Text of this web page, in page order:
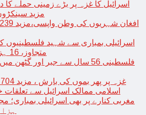
اسرائیل کا غزہ پر بڑے زمینی حملے
مزید
متجاوز، 16 ہزار سے زائد زخمی
فلسطینی 56 سال سے جبر اور
اسلامی ممالک اسرائیل سے
ہزار 900 سے